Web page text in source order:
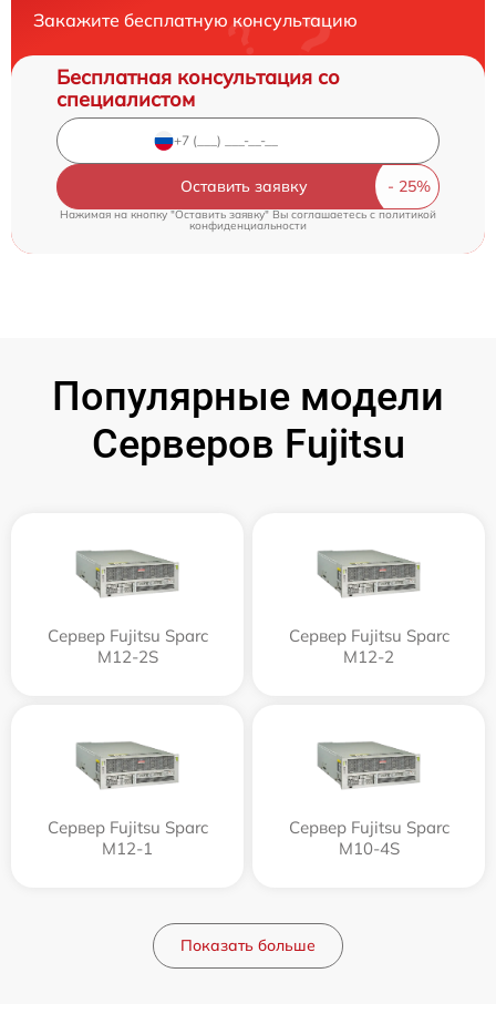
Закажите бесплатную консультацию
Бесплатная консультация со
специалистом
Оставить заявку
Нажимая на кнопку "Оставить заявку" Вы соглашаетесь cполитикой
конфиденциальности
Популярные модели
Серверов Fujitsu
Сервер Fujitsu Sparc
M12-2S
Сервер Fujitsu Sparc
M12-2
Сервер Fujitsu Sparc
M12-1
Сервер Fujitsu Sparc
M10-4S
Показать больше